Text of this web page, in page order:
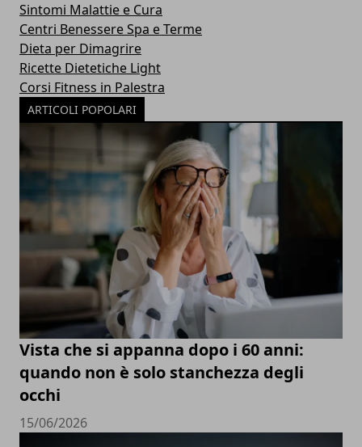
Sintomi Malattie e Cura
Centri Benessere Spa e Terme
Dieta per Dimagrire
Ricette Dietetiche Light
Corsi Fitness in Palestra
ARTICOLI POPOLARI
Vista che si appanna dopo i 60 anni:
quando non è solo stanchezza degli
occhi
15/06/2026